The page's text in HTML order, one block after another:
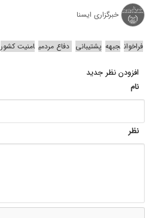
خبرگزاری ایسنا
فراخوان جبهه‌ پشتیبانی دفاع مردمی امنیت کشور
افزودن نظر جدید
نام
نظر